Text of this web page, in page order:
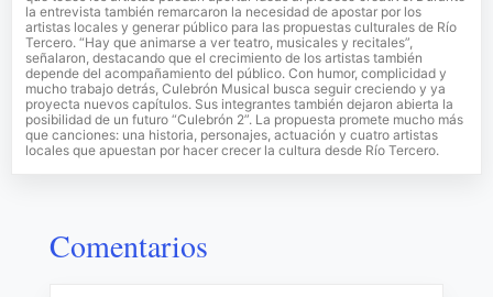
la entrevista también remarcaron la necesidad de apostar por los
artistas locales y generar público para las propuestas culturales de Río
Tercero. “Hay que animarse a ver teatro, musicales y recitales”,
señalaron, destacando que el crecimiento de los artistas también
depende del acompañamiento del público. Con humor, complicidad y
mucho trabajo detrás, Culebrón Musical busca seguir creciendo y ya
proyecta nuevos capítulos. Sus integrantes también dejaron abierta la
posibilidad de un futuro “Culebrón 2”. La propuesta promete mucho más
que canciones: una historia, personajes, actuación y cuatro artistas
locales que apuestan por hacer crecer la cultura desde Río Tercero.
Comentarios